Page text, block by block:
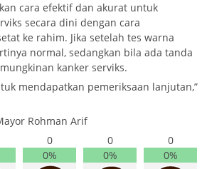
cara efektif dan akurat untuk
secara dini dengan cara
ke rahim. Jika setelah tes warna
normal, sedangkan bila ada tanda
kanker serviks.
mendapatkan pemeriksaan lanjutan,”
Rohman Arif
0
0%
0
0%
0
0%